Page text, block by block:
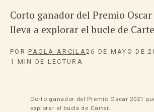
Corto ganador del Premio Oscar
lleva a explorar el bucle de
PORPAOLA ARCILA26 DE MAYO DE
1 MIN DE LECTURA
Corto ganador del Premio Oscar 2021
explorar el bucle de Carter.